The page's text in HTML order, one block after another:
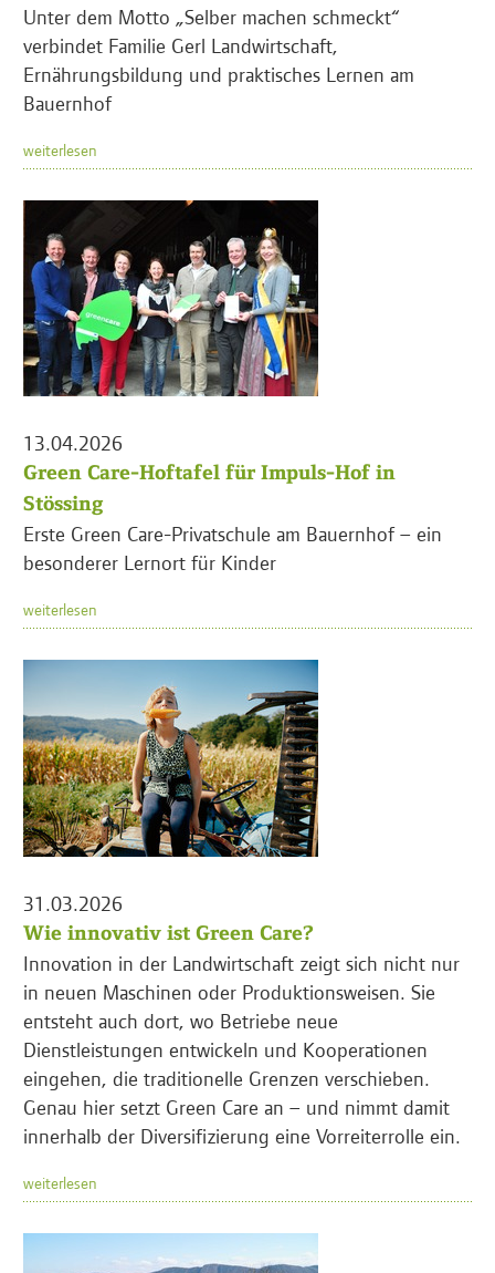
Unter dem Motto „Selber machen schmeckt“
verbindet Familie Gerl Landwirtschaft,
Ernährungsbildung und praktisches Lernen am
Bauernhof
weiterlesen
13.04.2026
Green Care-Hoftafel für Impuls-Hof in
Stössing
Erste Green Care-Privatschule am Bauernhof – ein
besonderer Lernort für Kinder
weiterlesen
31.03.2026
Wie innovativ ist Green Care?
Innovation in der Landwirtschaft zeigt sich nicht nur
in neuen Maschinen oder Produktionsweisen. Sie
entsteht auch dort, wo Betriebe neue
Dienstleistungen entwickeln und Kooperationen
eingehen, die traditionelle Grenzen verschieben.
Genau hier setzt Green Care an – und nimmt damit
innerhalb der Diversifizierung eine Vorreiterrolle ein.
weiterlesen